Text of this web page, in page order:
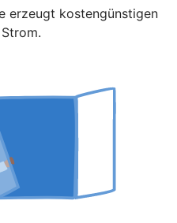
erzeugt kostengünstigen